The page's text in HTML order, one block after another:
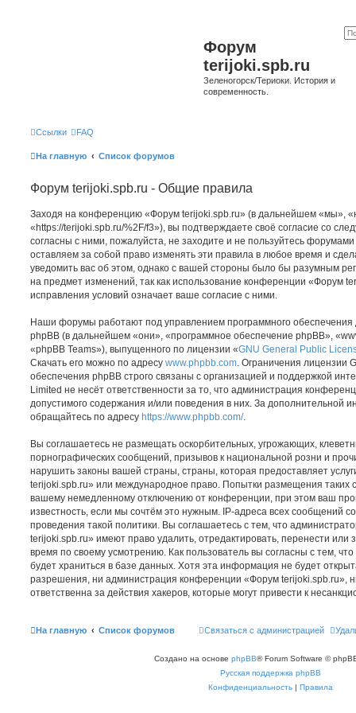
Форум
terijoki.spb.ru
Зеленогорск/Териоки. История и
современность.
Ссылки FAQ
На главную Список форумов
Форум terijoki.spb.ru - Общие правила
Заходя на конференцию «Форум terijoki.spb.ru» (в дальнейшем «мы»,
«https://terijoki.spb.ru/%2F/f3»), вы подтверждаете своё согласие со
согласны с ними, пожалуйста, не заходите и не пользуйтесь
оставляем за собой право изменять эти правила в любое время и
уведомить вас об этом, однако с вашей стороны было бы разумным
на предмет изменений, так как использование конференции «Форум
исправления условий означает ваше согласие с ними.
Наши форумы работают под управлением программного
phpBB (в дальнейшем «они», «программное обеспечение phpBB»,
«phpBB Teams»), выпущенного по лицензии «GNU General Public
Скачать его можно по адресу www.phpbb.com . Ограничения лицензии
обеспечения phpBB строго связаны с организацией и поддержкой
Limited не несёт ответственности за то, что администрация
допустимого содержания и/или поведения в них. За дополнительной
обращайтесь по адресу https://www.phpbb.com/.
Вы соглашаетесь не размещать оскорбительных, угрожающих,
порнографических сообщений, призывов к национальной розни и
нарушить законы вашей страны, страны, которая предоставляет
terijoki.spb.ru» или международное право. Попытки размещения таких
вашему немедленному отключению от конференции, при этом ваш
известность, если мы сочтём это нужным. IP-адреса всех сообщений
проведения такой политики. Вы соглашаетесь с тем, что
terijoki.spb.ru» имеют право удалить, отредактировать, перенести
время по своему усмотрению. Как пользователь вы согласны с тем,
будет храниться в базе данных. Хотя эта информация не будет
разрешения, ни администрация конференции «Форум terijoki.spb.ru»,
ответственна за действия хакеров, которые могут привести к
На главную Список форумов Связаться с администрацией
Создано на основе phpBB® Forum Software ©
Русская поддержка phpBB
Конфиденциальность | Правила